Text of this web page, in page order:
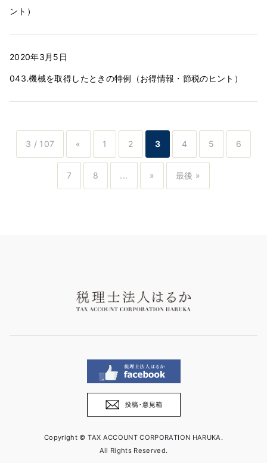
ント）
2020年3月5日
043.機械を取得したときの特例（お得情報・節税のヒント）
3 / 107 « 1 2 3 4 5 6
7 8 ... » 最後 »
Copyright © TAX ACCOUNT CORPORATION HARUKA.
All Rights Reserved.